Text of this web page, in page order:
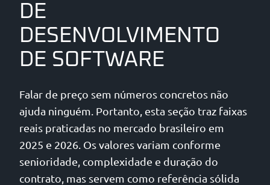
DE
DESENVOLVIMENTO
DE SOFTWARE
Falar de preço sem números concretos não
ajuda ninguém. Portanto, esta seção traz faixas
reais praticadas no mercado brasileiro em
2025 e 2026. Os valores variam conforme
senioridade, complexidade e duração do
contrato, mas servem como referência sólida